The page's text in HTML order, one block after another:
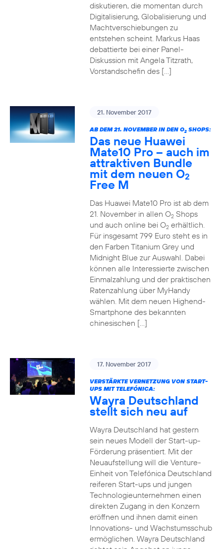
diskutieren, die momentan durch
Digitalisierung, Globalisierung und
Machtverschiebungen zu
entstehen scheint. Markus Haas
debattierte bei einer Panel-
Diskussion mit Angela Titzrath,
Vorstandschefin des […]
21. November 2017
AB DEM 21. NOVEMBER IN DEN O2SHOPS:
Das neue Huawei
Mate10 Pro – auch im
attraktiven Bundle
mit dem neuen O2
Free M
Das Huawei Mate10 Pro ist ab dem
21. November in allen O2Shops
und auch online bei O2erhältlich.
Für insgesamt 799 Euro steht es in
den Farben Titanium Grey und
Midnight Blue zur Auswahl. Dabei
können alle Interessierte zwischen
Einmalzahlung und der praktischen
Ratenzahlung über MyHandy
wählen. Mit dem neuen Highend-
Smartphone des bekannten
chinesischen […]
17. November 2017
VERSTÄRKTE VERNETZUNG VON START-
UPS MIT TELEFÓNICA:
Wayra Deutschland
stellt sich neu auf
Wayra Deutschland hat gestern
sein neues Modell der Start-up-
Förderung präsentiert. Mit der
Neuaufstellung will die Venture-
Einheit von Telefónica Deutschland
reiferen Start-ups und jungen
Technologieunternehmen einen
direkten Zugang in den Konzern
eröffnen und ihnen damit einen
Innovations- und Wachstumsschub
ermöglichen. Wayra Deutschland